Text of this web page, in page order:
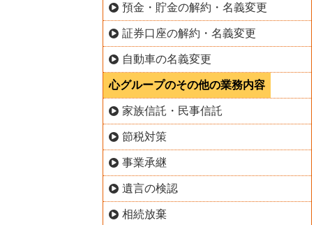
預金・貯金の解約・名義変更
証券口座の解約・名義変更
自動車の名義変更
心グループのその他の業務内容
家族信託・民事信託
節税対策
事業承継
遺言の検認
相続放棄